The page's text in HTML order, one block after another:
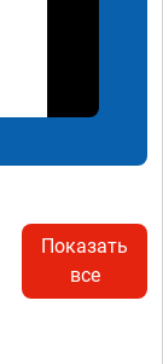
Показать
все